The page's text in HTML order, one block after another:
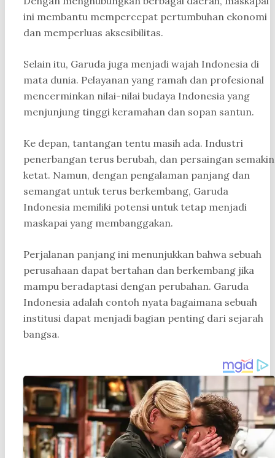
ini membantu mempercepat pertumbuhan ekonomi
dan memperluas aksesibilitas.
Selain itu, Garuda juga menjadi wajah Indonesia di
mata dunia. Pelayanan yang ramah dan profesional
mencerminkan nilai-nilai budaya Indonesia yang
menjunjung tinggi keramahan dan sopan santun.
Ke depan, tantangan tentu masih ada. Industri
penerbangan terus berubah, dan persaingan semakin
ketat. Namun, dengan pengalaman panjang dan
semangat untuk terus berkembang, Garuda
Indonesia memiliki potensi untuk tetap menjadi
maskapai yang membanggakan.
Perjalanan panjang ini menunjukkan bahwa sebuah
perusahaan dapat bertahan dan berkembang jika
mampu beradaptasi dengan perubahan. Garuda
Indonesia adalah contoh nyata bagaimana sebuah
institusi dapat menjadi bagian penting dari sejarah
bangsa.